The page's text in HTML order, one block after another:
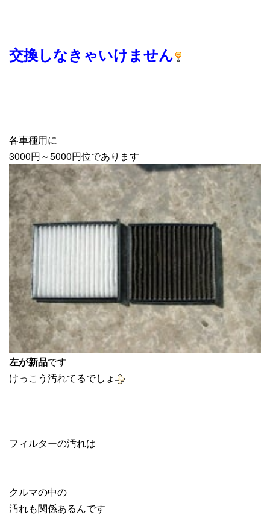
交換しなきゃいけません
各車種用に
3000円～5000円位であります
左が新品です
けっこう汚れてるでしょ
フィルターの汚れは
クルマの中の
汚れも関係あるんです